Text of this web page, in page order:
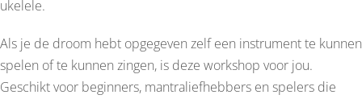
ukelele.
Als je de droom hebt opgegeven zelf een instrument te kunnen
spelen of te kunnen zingen, is deze workshop voor jou.
Geschikt voor beginners, mantraliefhebbers en spelers die